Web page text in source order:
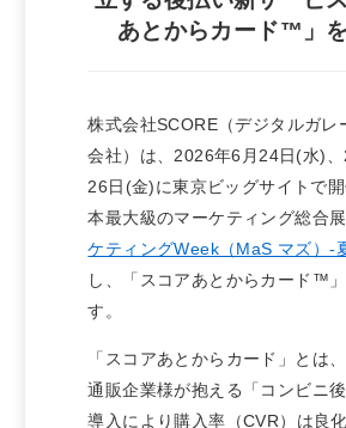
あとからカード™」
株式会社SCORE（デジタルガレ
会社）は、2026年6月24日(水)、
26日(金)に東京ビッグサイトで
本最大級のマーケティング総合
ケティングWeek（MaS マズ）-
し、「スコアあとからカード™
す。
「スコアあとからカード」とは
通販企業様が抱える「コンビニ
導入により購入率（CVR）は良化